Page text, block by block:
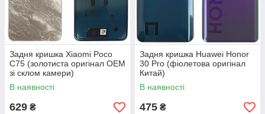
Задня кришка Xiaomi Poco
C75 (золотиста оригінал OEM
зі склом камери)
В наявності
629 ₴
Задня кришка Huawei Honor
30 Pro (фіолетова оригінал
Китай)
В наявності
475 ₴